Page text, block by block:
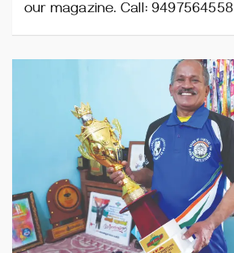
our magazine. Call: 9497564558